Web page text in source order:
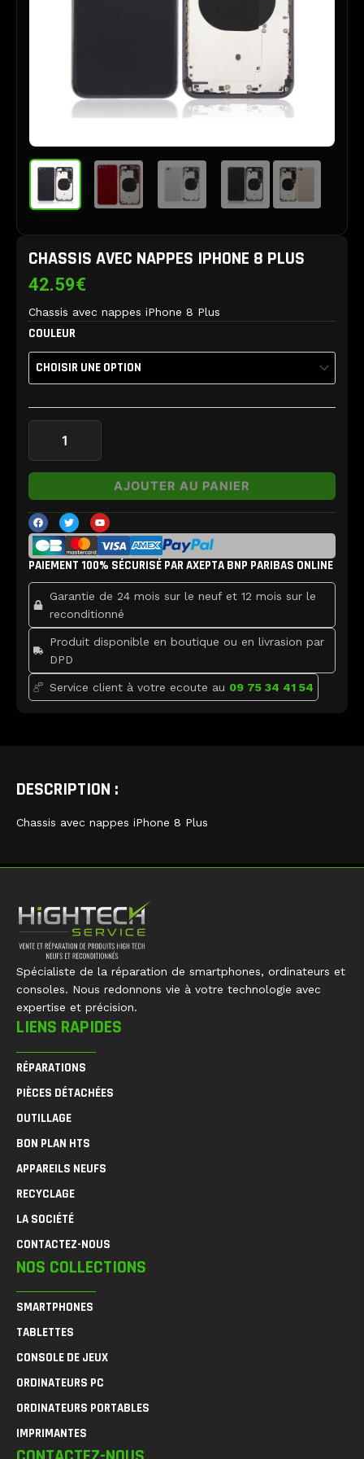
CHASSIS AVEC NAPPES IPHONE 8 PLUS
42.59€
Chassis avec nappes iPhone 8 Plus
COULEUR
quantité
Chassis
iPhone
8
AJOUTER AU PANIER
F
a
c
e
b
o
k
T
w
i
t
t
e
Y
o
u
t
u
b
PAIEMENT 100% SÉCURISÉ PAR AXEPTA BNP PARIBAS ONLINE
Garantie de 24 mois sur le neuf et 12 mois sur le
reconditionné
Produit disponible en boutique ou en livrasion par
DPD
Service client à votre ecoute au 09 75 34 41 54
DESCRIPTION :
Chassis avec nappes iPhone 8 Plus
Spécialiste de la réparation de smartphones, ordinateurs et
consoles. Nous redonnons vie à votre technologie avec
expertise et précision.
LIENS RAPIDES
RÉPARATIONS
PIÈCES DÉTACHÉES
OUTILLAGE
BON PLAN HTS
APPAREILS NEUFS
RECYCLAGE
LA SOCIÉTÉ
CONTACTEZ-NOUS
NOS COLLECTIONS
SMARTPHONES
TABLETTES
CONSOLE DE JEUX
ORDINATEURS PC
ORDINATEURS PORTABLES
IMPRIMANTES